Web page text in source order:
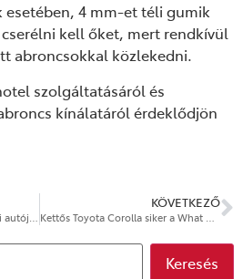
esetében, 4 mm-et téli gumik
kell őket, mert rendkívül
abroncsokkal közlekedni.
szolgáltatásáról és
kínálatáról érdeklődjön
KÖVETKEZŐ